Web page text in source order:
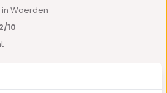
Woerden
10
about this product?